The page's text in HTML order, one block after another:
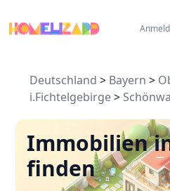
Deutschland > Bayern >
i.Fichtelgebirge>
Immobilien
finden